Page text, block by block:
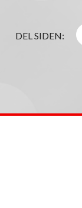
DEL SIDEN: